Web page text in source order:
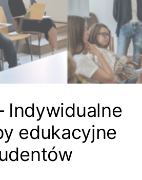
Indywidualne
edukacyjne